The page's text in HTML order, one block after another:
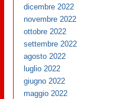
dicembre 2022
novembre 2022
ottobre 2022
settembre 2022
agosto 2022
luglio 2022
giugno 2022
maggio 2022